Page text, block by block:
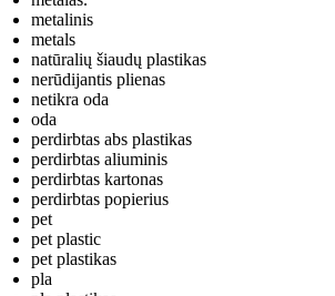
metalinis
metals
natūralių šiaudų plastikas
nerūdijantis plienas
netikra oda
oda
perdirbtas abs plastikas
perdirbtas aliuminis
perdirbtas kartonas
perdirbtas popierius
pet
pet plastic
pet plastikas
pla